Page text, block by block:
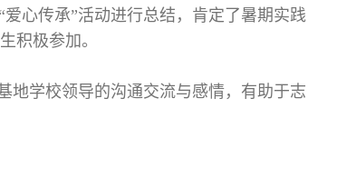
心传承”活动进行总结，肯定了暑期实践
积极参加。
地学校领导的沟通交流与感情，有助于志